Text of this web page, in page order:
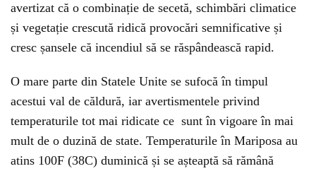
avertizat că o combinație de secetă, schimbări climatice
și vegetație crescută ridică provocări semnificative și
cresc șansele că incendiul să se răspândească rapid.
O mare parte din Statele Unite se sufocă în timpul
acestui val de căldură, iar avertismentele privind
temperaturile tot mai ridicate ce sunt în vigoare în mai
mult de o duzină de state. Temperaturile în Mariposa au
atins 100F (38C) duminică și se așteaptă să rămână